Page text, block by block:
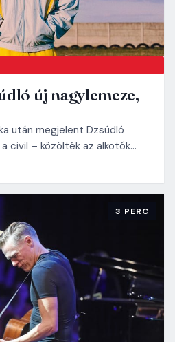
új nagylemeze,
után megjelent Dzsúdló
civil – közölték az alkotók…
3 PERC